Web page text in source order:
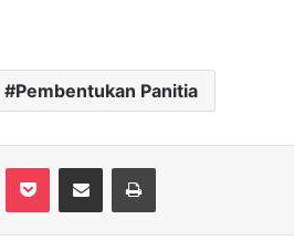
Pembentukan Panitia
Odnoklassniki
Pocket Share via Email